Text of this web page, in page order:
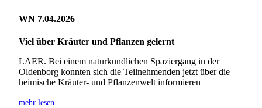
WN 7.04.2026
Viel über Kräuter und Pflanzen gelernt
LAER. Bei einem naturkundlichen Spaziergang in der
Oldenborg konnten sich die Teilnehmenden jetzt über die
heimische Kräuter- und Pflanzenwelt informieren
mehr lesen